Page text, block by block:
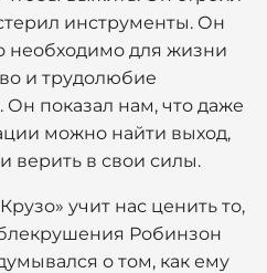
инструменты. Он
необходимо для жизни
и трудолюбие
показал нам, что даже
можно найти выход,
верить в свои силы.
учит нас ценить то,
Робинзон
о том, как ему